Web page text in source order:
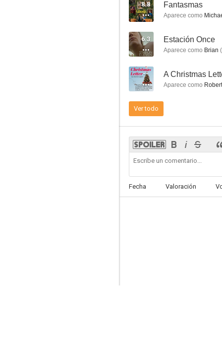
7.9
Almacén 13
7.5
8.8 Fantasmas
Aparece como
6.3 Estación Once
Aparece como Brian (
-- A Christmas
Aparece como
Ver todo
Fecha Valoración